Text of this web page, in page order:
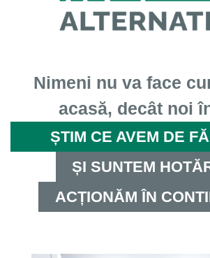
Nimeni nu va face
acasă, decât noi
ȘTIM CE AVEM DE
ȘI SUNTEM
ACȚIONĂM ÎN